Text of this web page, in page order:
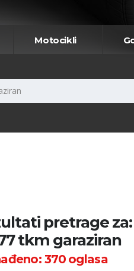
Motocikli
pretrage
tkm garaziran
370oglasa